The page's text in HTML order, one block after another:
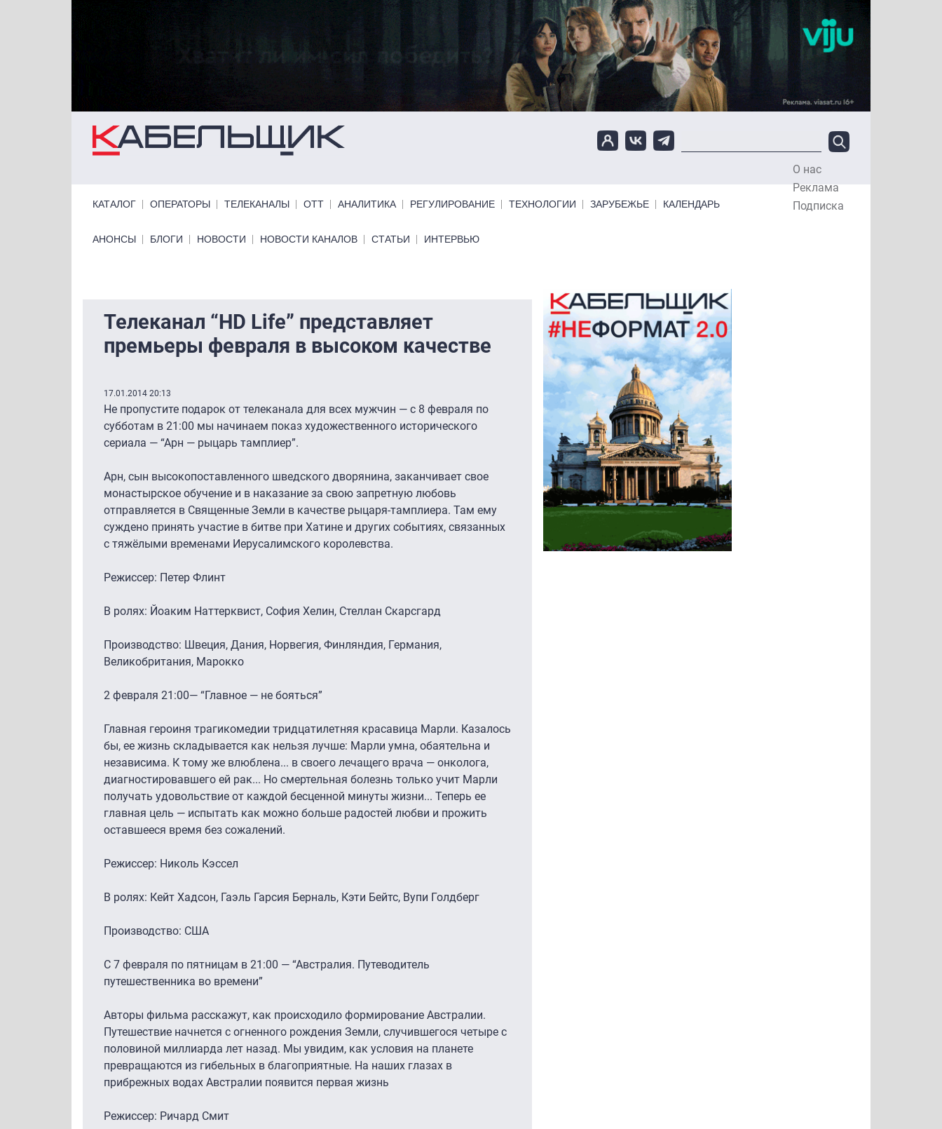
О нас
Реклама
Подписка
КАТАЛОГ ОПЕРАТОРЫ ТЕЛЕКАНАЛЫ ОТТ АНАЛИТИКА РЕГУЛИРОВАНИЕ ТЕХНОЛОГИИ ЗАРУБЕЖЬЕ КАЛЕНДАРЬ
Primary links bottom
АНОНСЫ БЛОГИ НОВОСТИ НОВОСТИ КАНАЛОВ СТАТЬИ ИНТЕРВЬЮ
Телеканал “HD Life” представляет
премьеры февраля в высоком качестве
17.01.2014 20:13
Не пропустите подарок от телеканала для всех мужчин — с 8 февраля по
субботам в 21:00 мы начинаем показ художественного исторического
сериала — “Арн — рыцарь тамплиер”.
Арн, сын высокопоставленного шведского дворянина, заканчивает свое
монастырское обучение и в наказание за свою запретную любовь
отправляется в Священные Земли в качестве рыцаря-тамплиера. Там ему
суждено принять участие в битве при Хатине и других событиях, связанных
с тяжёлыми временами Иерусалимского королевства.
Режиссер: Петер Флинт
В ролях: Йоаким Наттерквист, София Хелин, Стеллан Скарсгард
Производство: Швеция, Дания, Норвегия, Финляндия, Германия,
Великобритания, Марокко
2 февраля 21:00— “Главное — не бояться”
Главная героиня трагикомедии тридцатилетняя красавица Марли. Казалось
бы, ее жизнь складывается как нельзя лучше: Марли умна, обаятельна и
независима. К тому же влюблена... в своего лечащего врача — онколога,
диагностировавшего ей рак... Но смертельная болезнь только учит Марли
получать удовольствие от каждой бесценной минуты жизни... Теперь ее
главная цель — испытать как можно больше радостей любви и прожить
оставшееся время без сожалений.
Режиссер: Николь Кэссел
В ролях: Кейт Хадсон, Гаэль Гарсия Берналь, Кэти Бейтс, Вупи Голдберг
Производство: США
С 7 февраля по пятницам в 21:00 — “Австралия. Путеводитель
путешественника во времени”
Авторы фильма расскажут, как происходило формирование Австралии.
Путешествие начнется с огненного рождения Земли, случившегося четыре с
половиной миллиарда лет назад. Мы увидим, как условия на планете
превращаются из гибельных в благоприятные. На наших глазах в
прибрежных водах Австралии появится первая жизнь
Режиссер: Ричард Смит